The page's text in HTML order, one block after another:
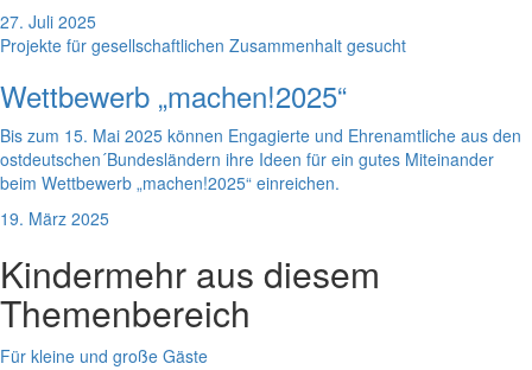
27. Juli 2025
Projekte für gesellschaftlichen Zusammenhalt gesucht
Wettbewerb „machen!2025“
Bis zum 15. Mai 2025 können Engagierte und Ehrenamtliche aus den
ostdeutschen´Bundesländern ihre Ideen für ein gutes Miteinander
beim Wettbewerb „machen!2025“ einreichen.
19. März 2025
Kindermehr aus diesem
Themenbereich
Für kleine und große Gäste